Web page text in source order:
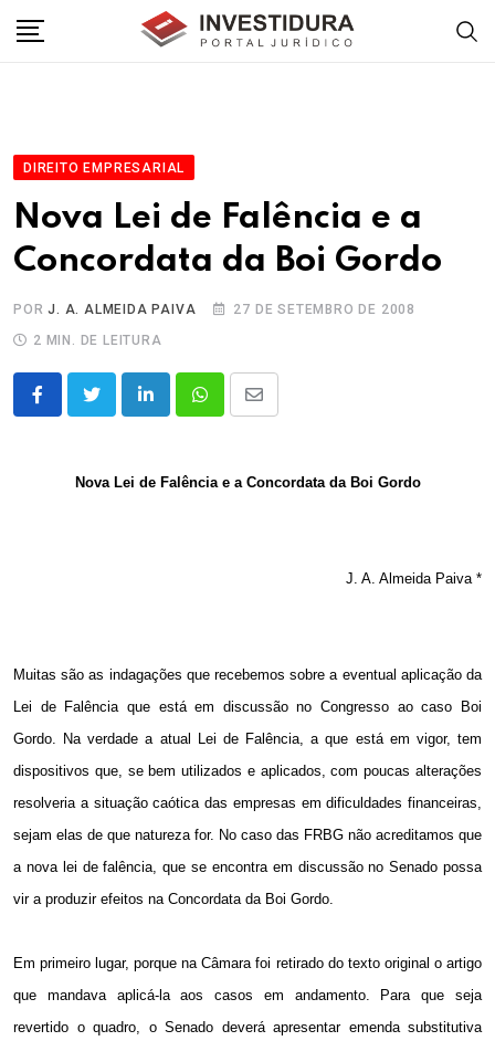
DIREITO EMPRESARIAL
Nova Lei de Falência e a
Concordata da Boi Gordo
PORJ. A. ALMEIDA PAIVA
27 DE SETEMBRO DE 2008
2 MIN. DE LEITURA
LinkedInWhatsappShare
Nova Lei de Falência e a Concordata da Boi Gordo
J. A. Almeida Paiva *
Muitas são as indagações que recebemos sobre a eventual aplicação da
Lei de Falência que está em discussão no Congresso ao caso Boi
Gordo. Na verdade a atual Lei de Falência, a que está em vigor, tem
dispositivos que, se bem utilizados e aplicados, com poucas alterações
resolveria a situação caótica das empresas em dificuldades financeiras,
sejam elas de que natureza for. No caso das FRBG não acreditamos que
a nova lei de falência, que se encontra em discussão no Senado possa
vir a produzir efeitos na Concordata da Boi Gordo.
Em primeiro lugar, porque na Câmara foi retirado do texto original o artigo
que mandava aplicá-la aos casos em andamento. Paraque seja
revertido o quadro, o Senado deverá apresentar emenda substitutiva